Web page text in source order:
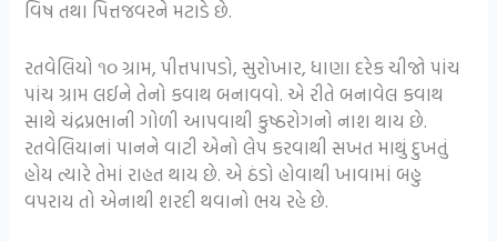
વિષ તથા પિત્તજવરને મટાડે છે.
રતવેલિયો ૧૦ ગ્રામ, પીત્તપાપડો, સુરોખાર, ધાણા દરેક ચીજો પાંચ
પાંચ ગ્રામ લઈને તેનો કવાથ બનાવવો. એ રીતે બનાવેલ કવાથ
સાથે ચંદ્રપ્રભાની ગોળી આપવાથી કુષ્ઠરોગનો નાશ થાય છે.
રતવેલિયાનાં પાનને વાટી એનો લેપ કરવાથી સખત માથું દુખતું
હોય ત્યારે તેમાં રાહત થાય છે. એ ઠંડો હોવાથી ખાવામાં બહુ
વપરાય તો એનાથી શરદી થવાનો ભય રહે છે.